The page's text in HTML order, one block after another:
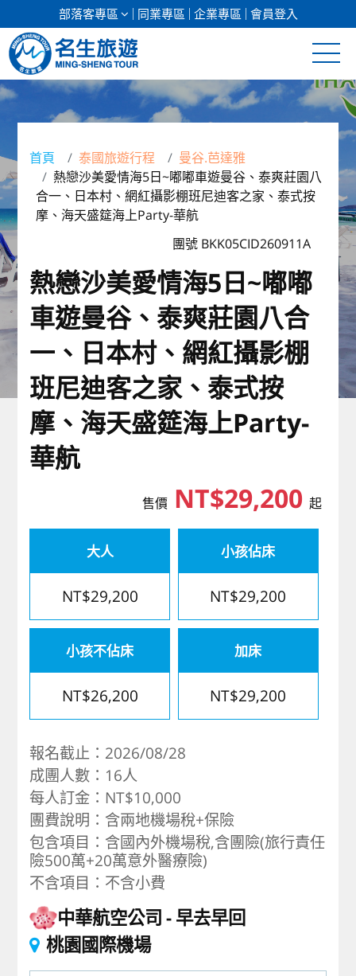
部落客專區 同業專區 企業專區 會員登入
清倉促銷
郵輪假期
海島假期
韓國
東南亞
美加紐澳
歐洲
首頁 泰國旅遊行程
曼谷.芭達雅
熱戀沙美愛情海5日~嘟嘟車遊曼谷、泰爽莊園八
合一、日本村、網紅攝影棚班尼迪客之家、泰式按
摩、海天盛筵海上Party-華航
團號 BKK05CID260911A
熱戀沙美愛情海5日~嘟嘟
車遊曼谷、泰爽莊園八合
一、日本村、網紅攝影棚
班尼迪客之家、泰式按
摩、海天盛筵海上Party-
華航
售價NT$29,200 起
大人
NT$29,200
小孩佔床
NT$29,200
小孩不佔床
NT$26,200
加床
NT$29,200
報名截止：2026/08/28
成團人數：16人
每人訂金：NT$10,000
團費說明：含兩地機場稅+保險
包含項目：含國內外機場稅,含團險(旅行責任
險500萬+20萬意外醫療險)
不含項目：不含小費
中華航空公司
早去早回
桃園國際機場